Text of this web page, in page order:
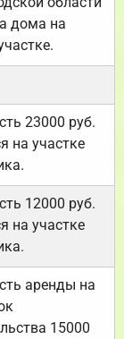
дома на
23000 руб.
на участке
12000 руб.
на участке
аренды на
15000